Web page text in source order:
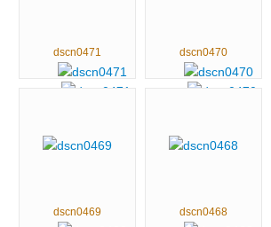
dscn0471 dscn0470
dscn0469 dscn0468